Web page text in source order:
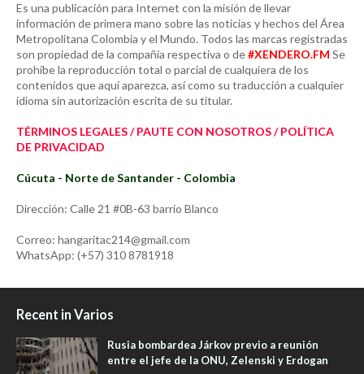
Es una publicación para Internet con la misión de llevar
información de primera mano sobre las noticias y hechos del Área
Metropolitana Colombia y el Mundo. Todos las marcas registradas
son propiedad de la compañía respectiva o de#XENDERO.FM Se
prohíbe la reproducción total o parcial de cualquiera de los
contenidos que aquí aparezca, así como su traducción a cualquier
idioma sin autorización escrita de su titular.
TÉRMINOS LEGALES / PAUTE CON NOSOTROS / POLÍTICA
DE PRIVACIDAD
Cúcuta - Norte de Santander - Colombia
Dirección: Calle 21 #0B-63 barrio Blanco
Correo: hangaritac214@gmail.com
WhatsApp: (+57) 310 8781918
Recent in Varios
Rusia bombardea Járkov previo a reunión
entre el jefe de la ONU, Zelenski y Erdogan